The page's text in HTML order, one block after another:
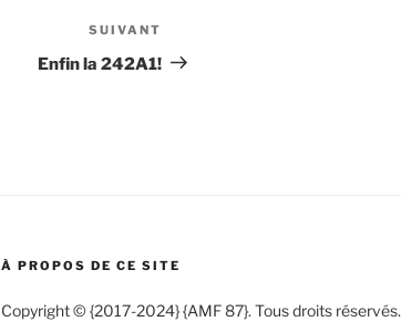
suivant
SUIVANT
Enfin la 242A1!
À PROPOS DE CE SITE
Copyright © {2017-2024} {AMF 87}. Tous droits réservés.